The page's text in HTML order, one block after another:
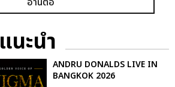
แนะนำ
ANDRU DONALDS LIVE IN
BANGKOK 2026